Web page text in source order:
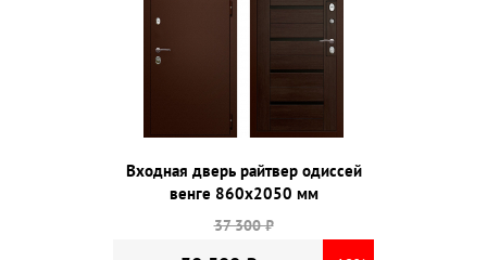
Входная дверь райтвер одиссей
венге 860х2050 мм
37 300 ₽